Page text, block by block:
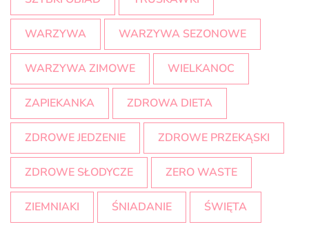
WARZYWA WARZYWA SEZONOWE
WARZYWA ZIMOWE WIELKANOC
ZAPIEKANKA ZDROWA DIETA
ZDROWE JEDZENIE ZDROWE PRZEKĄSKI
ZDROWE SŁODYCZE ZERO WASTE
ZIEMNIAKI ŚNIADANIE ŚWIĘTA